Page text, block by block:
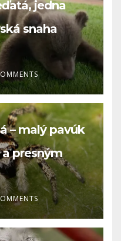
jedna
snaha
– malý pavúk
presným